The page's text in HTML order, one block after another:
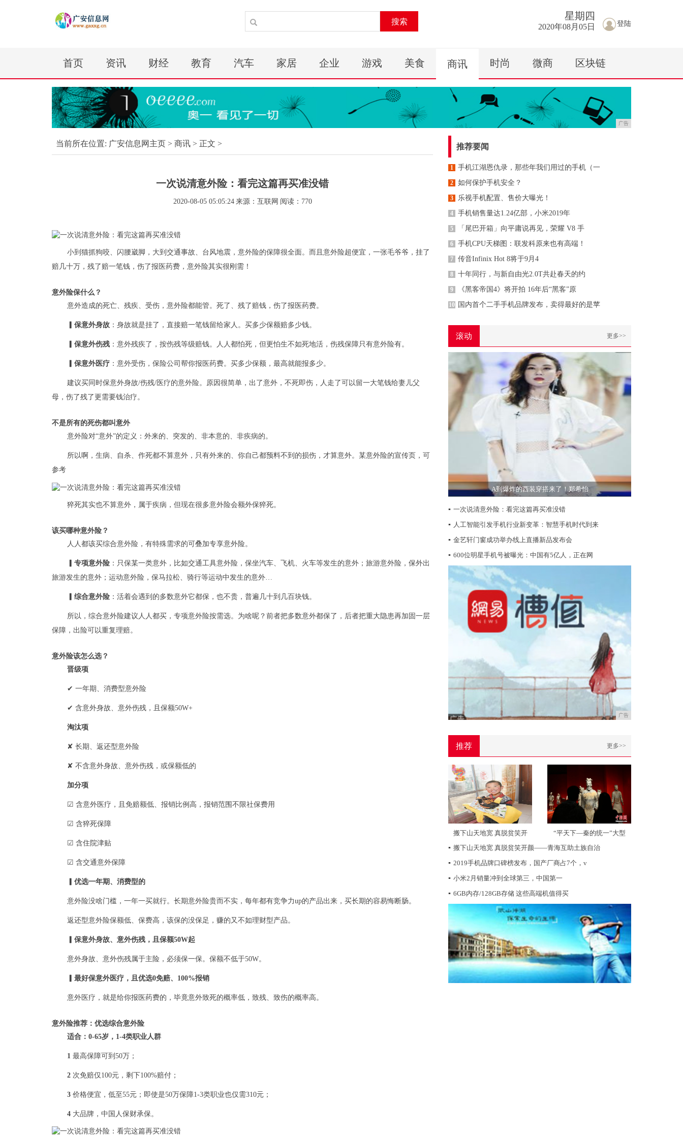
搜索 登陆
星期 四
2020年08月05日
首页 资讯 财经 教育 汽车 家居 企业 游戏 美食 商讯 时尚 微商 区块链
广告
当前所在位置: 广安信息网主页 > 商讯 > 正文 >
一次说清意外险：看完这篇再买准没错
2020-08-05 05:05:24 来源：互联网 阅读：770
小到猫抓狗咬、闪腰崴脚，大到交通事故、台风地震，意外险的保障很全面。而且意外险超便宜，一张毛爷爷，挂了
赔几十万，残了赔一笔钱，伤了报医药费，意外险其实很刚需！
意外险保什么？
意外造成的死亡、残疾、受伤，意外险都能管。死了、残了赔钱，伤了报医药费。
▎保意外身故 ：身故就是挂了，直接赔一笔钱留给家人。买多少保额赔多少钱。
▎保意外伤残 ：意外残疾了，按伤残等级赔钱。人人都怕死，但更怕生不如死地活，伤残保障只有意外险有。
▎保意外医疗 ：意外受伤，保险公司帮你报医药费。买多少保额，最高就能报多少。
建议买同时保意外身故/伤残/医疗的意外险。原因很简单，出了意外，不死即伤，人走了可以留一大笔钱给妻儿父
母，伤了残了更需要钱治疗。
不是所有的死伤都叫意外
意外险对“意外”的定义：外来的、突发的、非本意的、非疾病的。
所以啊，生病、自杀、作死都不算意外，只有外来的、你自己都预料不到的损伤，才算意外。某意外险的宣传页，可
参考
猝死其实也不算意外，属于疾病，但现在很多意外险会额外保猝死。
该买哪种意外险？
人人都该买综合意外险，有特殊需求的可叠加专享意外险。
▎专项意外险 ：只保某一类意外，比如交通工具意外险，保坐汽车、飞机、火车等发生的意外；旅游意外险，保外出
旅游发生的意外；运动意外险，保马拉松、骑行等运动中发生的意外…
▎综合意外险 ：活着会遇到的多数意外它都保，也不贵，普遍几十到几百块钱。
所以，综合意外险建议人人都买，专项意外险按需选。为啥呢？前者把多数意外都保了，后者把重大隐患再加固一层
保障，出险可以重复理赔。
意外险该怎么选？
晋级项
✔ 一年期、消费型意外险
✔ 含意外身故、意外伤残，且保额50W+
淘汰项
✘ 长期、返还型意外险
✘ 不含意外身故、意外伤残，或保额低的
加分项
☑ 含意外医疗，且免赔额低、报销比例高，报销范围不限社保费用
☑ 含猝死保障
☑ 含住院津贴
☑ 含交通意外保障
▎优选一年期、消费型的
意外险没啥门槛，一年一买就行。长期意外险贵而不实，每年都有竞争力up的产品出来，买长期的容易悔断肠。
返还型意外险保额低、保费高，该保的没保足，赚的又不如理财型产品。
▎保意外身故、意外伤残，且保额50W起
意外身故、意外伤残属于主险，必须保一保。保额不低于50W。
▎最好保意外医疗，且优选0免赔、100%报销
意外医疗，就是给你报医药费的，毕竟意外致死的概率低，致残、致伤的概率高。
意外险推荐：优选综合意外险
适合：0-65岁，1-4类职业人群
1 最高保障可到50万；
2 次免赔仅100元，剩下100%赔付；
3 价格便宜，低至55元；即使是50万保障1-3类职业也仅需310元；
4 大品牌，中国人保财承保。
推荐要闻
1 手机江湖恩仇录，那些年我们用过的手机（一
2 如何保护手机安全？
3 乐视手机配置、售价大曝光！
4 手机销售量达1.24亿部，小米2019年
5 「尾巴开箱」向平庸说再见，荣耀 V8 手
6 手机CPU天梯图：联发科原来也有高端！
7 传音Infinix Hot 8将于9月4
8 十年同行，与新自由光2.0T共赴春天的约
9 《黑客帝国4》将开拍 16年后“黑客”原
10 国内首个二手手机品牌发布，卖得最好的是苹
滚动 更多>>
A到爆炸的西装穿搭来了！郑希怡
▪ 一次说清意外险：看完这篇再买准没错
▪ 人工智能引发手机行业新变革：智慧手机时代到来
▪ 金艺轩门窗成功举办线上直播新品发布会
▪ 600位明星手机号被曝光：中国有5亿人，正在网
广告
推荐 更多>>
搬下山天地宽 真脱贫笑开
“平天下—秦的统一”大型
▪ 搬下山天地宽 真脱贫笑开颜——青海互助土族自治
▪ 2019手机品牌口碑榜发布，国产厂商占7个，v
▪ 小米2月销量冲到全球第三，中国第一
▪ 6GB内存/128GB存储 这些高端机值得买